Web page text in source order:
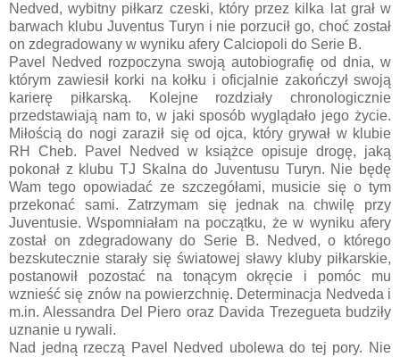
Nedved, wybitny piłkarz czeski, który przez kilka lat grał w
barwach klubu Juventus Turyn i nie porzucił go, choć został
on zdegradowany w wyniku afery Calciopoli do Serie B.
Pavel Nedved rozpoczyna swoją autobiografię od dnia, w
którym zawiesił korki na kołku i oficjalnie zakończył swoją
karierę piłkarską. Kolejne rozdziały chronologicznie
przedstawiają nam to, w jaki sposób wyglądało jego życie.
Miłością do nogi zaraził się od ojca, który grywał w klubie
RH Cheb. Pavel Nedved w książce opisuje drogę, jaką
pokonał z klubu TJ Skalna do Juventusu Turyn. Nie będę
Wam tego opowiadać ze szczegółami, musicie się o tym
przekonać sami. Zatrzymam się jednak na chwilę przy
Juventusie. Wspomniałam na początku, że w wyniku afery
został on zdegradowany do Serie B. Nedved, o którego
bezskutecznie starały się światowej sławy kluby piłkarskie,
postanowił pozostać na tonącym okręcie i pomóc mu
wznieść się znów na powierzchnię. Determinacja Nedveda i
m.in. Alessandra Del Piero oraz Davida Trezegueta budziły
uznanie u rywali.
Nad jedną rzeczą Pavel Nedved ubolewa do tej pory. Nie